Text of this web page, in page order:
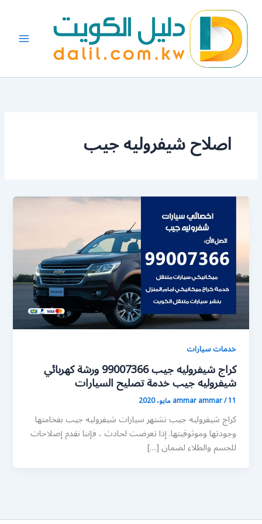
المحتوى
اصلاح شيفروليه جيب
خدمات سيارات
كراج شيفروليه جيب 99007366 ورشة كهربائي
شيفروليه جيب خدمة تصليح السيارات
ammar ammar/11 مايو، 2020
كراج شيفروليه جيب تشتهر سيارات شيفروليه جيب بفخامتها
وجودتها وموثوقيتها. إذا تعرضت لحادث ، فإننا نقدم إصلاحات
للجسم والطلاء لضمان […]